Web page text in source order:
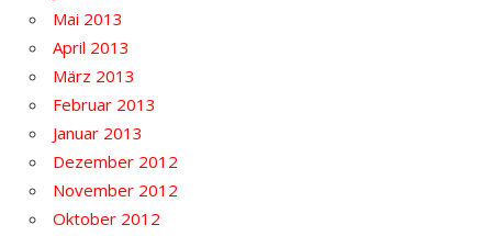
Mai 2013
April 2013
März 2013
Februar 2013
Januar 2013
Dezember 2012
November 2012
Oktober 2012